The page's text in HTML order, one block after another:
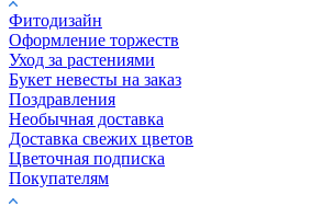
Фитодизайн
Оформление торжеств
Уход за растениями
Букет невесты на заказ
Поздравления
Необычная доставка
Доставка свежих цветов
Цветочная подписка
Покупателям